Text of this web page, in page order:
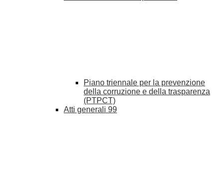
Piano triennale per la prevenzione
della corruzione e della trasparenza
(PTPCT)
Atti generali 99